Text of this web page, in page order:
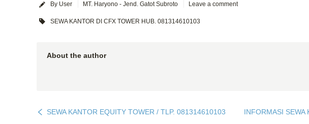
By User MT. Haryono - Jend. Gatot Subroto Leave a comment
SEWA KANTOR DI CFX TOWER HUB. 081314610103
About the author
SEWA KANTOR EQUITY TOWER / TLP. 081314610103 INFORMASI